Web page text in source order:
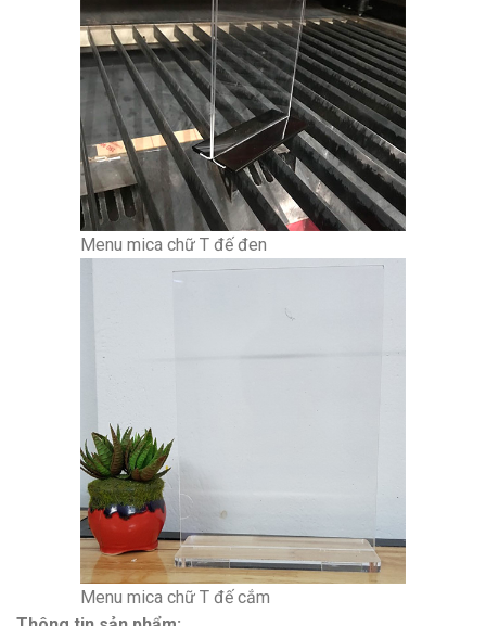
Menu mica chữ T đế đen
Menu mica chữ T đế cắm